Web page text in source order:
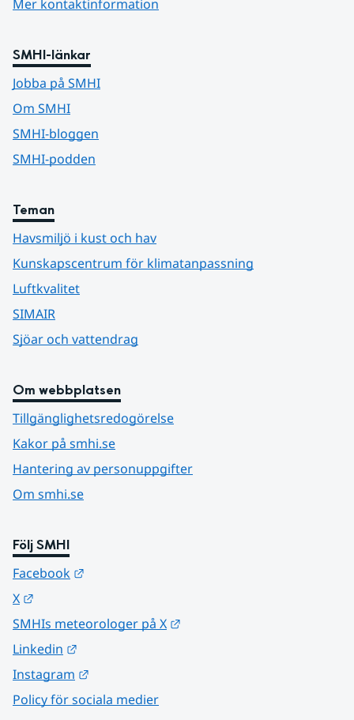
Mer kontaktinformation
SMHI-länkar
Jobba på SMHI
Om SMHI
SMHI-bloggen
SMHI-podden
Teman
Havsmiljö i kust och hav
Kunskapscentrum för klimatanpassning
Luftkvalitet
SIMAIR
Sjöar och vattendrag
Om webbplatsen
Tillgänglighetsredogörelse
Kakor på smhi.se
Hantering av personuppgifter
Om smhi.se
Följ SMHI
Facebook
X
SMHIs meteorologer på X
Linkedin
Instagram
Policy för sociala medier